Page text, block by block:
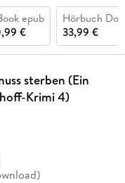
epub
€
Hörbuch
33,99 €
sterben (Ein
Krimi 4)